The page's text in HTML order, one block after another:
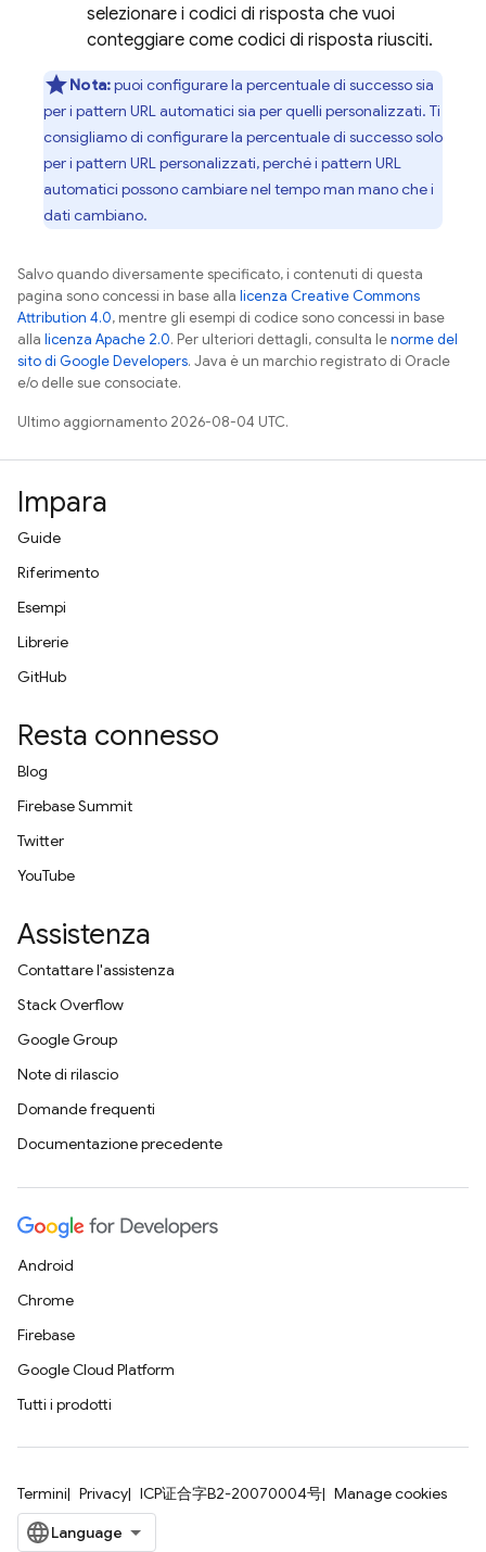
selezionare i codici di risposta che vuoi
conteggiare come codici di risposta riusciti.
Nota:puoi configurare la percentuale di successo sia
per i pattern URL automatici sia per quelli personalizzati. Ti
consigliamo di configurare la percentuale di successo solo
per i pattern URL personalizzati, perché i pattern URL
automatici possono cambiare nel tempo man mano che i
dati cambiano.
Salvo quando diversamente specificato, i contenuti di questa
pagina sono concessi in base alla licenza Creative Commons
Attribution 4.0, mentre gli esempi di codice sono concessi in base
alla licenza Apache 2.0. Per ulteriori dettagli, consulta lenorme del
sito di Google Developers. Java è un marchio registrato di Oracle
e/o delle sue consociate.
Ultimo aggiornamento 2026-08-04 UTC.
Impara
Guide
Riferimento
Esempi
Librerie
GitHub
Resta connesso
Blog
Firebase Summit
Twitter
YouTube
Assistenza
Contattare l'assistenza
Stack Overflow
Google Group
Note di rilascio
Domande frequenti
Documentazione precedente
Android
Chrome
Firebase
Google Cloud Platform
Tutti i prodotti
Termini Privacy ICP证合字B2-20070004号 Manage cookies